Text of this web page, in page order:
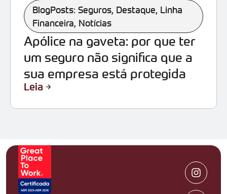
BlogPosts: Seguros, Destaque, Linha
Financeira, Notícias
Apólice na gaveta: por que ter
um seguro não significa que a
sua empresa está protegida
Leia